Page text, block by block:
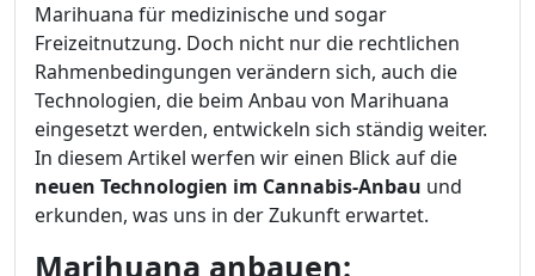
Marihuana für medizinische und sogar
Freizeitnutzung. Doch nicht nur die rechtlichen
Rahmenbedingungen verändern sich, auch die
Technologien, die beim Anbau von Marihuana
eingesetzt werden, entwickeln sich ständig weiter.
In diesem Artikel werfen wir einen Blick auf die
neuen Technologien im Cannabis-Anbau und
erkunden, was uns in der Zukunft erwartet.
Marihuana anbauen: